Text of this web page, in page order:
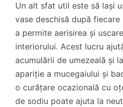
Un alt sfat util este să lași
vase deschisă după
a permite aerisirea și
interiorului. Acest lucru
acumulării de umezeală și
apariție a mucegaiului și
o curățare ocazională cu
de sodiu poate ajuta la